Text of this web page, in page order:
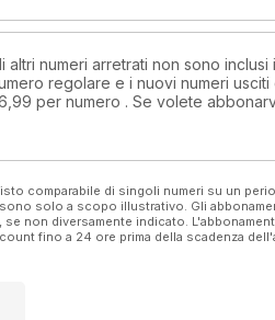
altri numeri arretrati non sono
regolare e i nuovi numeri
per numero . Se volete
comparabile di singoli numeri su un
solo a scopo illustrativo. Gli
non diversamente indicato.
fino a 24 ore prima della scadenza